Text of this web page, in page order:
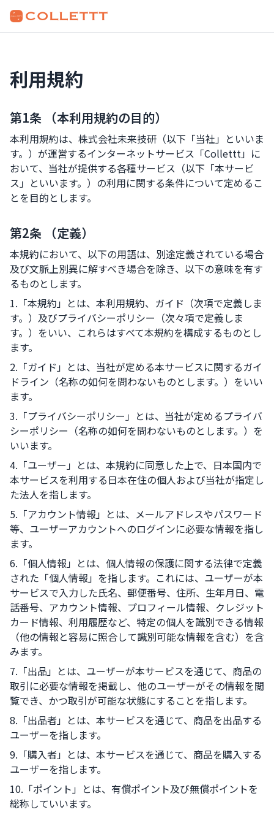
利用規約
第1条 （本利用規約の目的）
本利用規約は、株式会社未来技研（以下「当社」といいま
す。）が運営するインターネットサービス「Collettt」に
おいて、当社が提供する各種サービス（以下「本サービ
ス」といいます。）の利用に関する条件について定めるこ
とを目的とします。
第2条 （定義）
本規約において、以下の用語は、別途定義されている場合
及び文脈上別異に解すべき場合を除き、以下の意味を有す
るものとします。
1.「本規約」とは、本利用規約、ガイド（次項で定義しま
す。）及びプライバシーポリシー（次々項で定義しま
す。）をいい、これらはすべて本規約を構成するものとし
ます。
2.「ガイド」とは、当社が定める本サービスに関するガイ
ドライン（名称の如何を問わないものとします。）をいい
ます。
3.「プライバシーポリシー」とは、当社が定めるプライバ
シーポリシー（名称の如何を問わないものとします。）を
いいます。
4.「ユーザー」とは、本規約に同意した上で、日本国内で
本サービスを利用する日本在住の個人および当社が指定し
た法人を指します。
5.「アカウント情報」とは、メールアドレスやパスワード
等、ユーザーアカウントへのログインに必要な情報を指し
ます。
6.「個人情報」とは、個人情報の保護に関する法律で定義
された「個人情報」を指します。これには、ユーザーが本
サービスで入力した氏名、郵便番号、住所、生年月日、電
話番号、アカウント情報、プロフィール情報、クレジット
カード情報、利用履歴など、特定の個人を識別できる情報
（他の情報と容易に照合して識別可能な情報を含む）を含
みます。
7.「出品」とは、ユーザーが本サービスを通じて、商品の
取引に必要な情報を掲載し、他のユーザーがその情報を閲
覧でき、かつ取引が可能な状態にすることを指します。
8.「出品者」とは、本サービスを通じて、商品を出品する
ユーザーを指します。
9.「購入者」とは、本サービスを通じて、商品を購入する
ユーザーを指します。
10.「ポイント」とは、有償ポイント及び無償ポイントを
総称していいます。